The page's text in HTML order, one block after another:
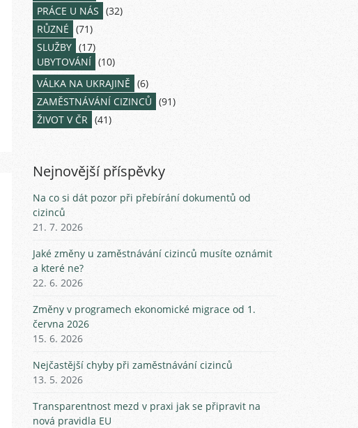
PRÁCE U NÁS (32)
RŮZNÉ (71)
SLUŽBY (17)
UBYTOVÁNÍ (10)
VÁLKA NA UKRAJINĚ (6)
ZAMĚSTNÁVÁNÍ CIZINCŮ (91)
ŽIVOT V ČR (41)
Nejnovější příspěvky
Na co si dát pozor při přebírání dokumentů od
cizinců
21. 7. 2026
Jaké změny u zaměstnávání cizinců musíte oznámit
a které ne?
22. 6. 2026
Změny v programech ekonomické migrace od 1.
června 2026
15. 6. 2026
Nejčastější chyby při zaměstnávání cizinců
13. 5. 2026
Transparentnost mezd v praxi jak se připravit na
nová pravidla EU